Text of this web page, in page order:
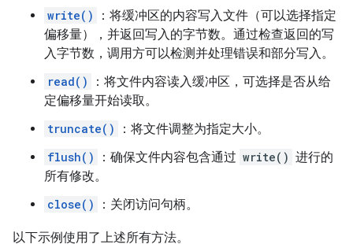
write()
：将缓冲区的内容写入文件（可以选择指定
偏移量），并返回写入的字节数。通过检查返回的写
入字节数，调用方可以检测并处理错误和部分写入。
read()
：将文件内容读入缓冲区，可选择是否从给
定偏移量开始读取。
truncate() ：将文件调整为指定大小。
flush() ：确保文件内容包含通过 write() 进行的
所有修改。
close() ：关闭访问句柄。
以下示例使用了上述所有方法。